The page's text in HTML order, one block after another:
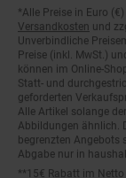
Fußnoten
*Alle Preise in Euro
Versandkostenund
Unverbindliche
Preise (inkl. MwSt.)
können im Online-
Statt- und
geforderten
Alle Artikel solange
Abbildungen ähnlich.
begrenzten Angebots
Abgabe nur in
**15€ Rabatt im Netto